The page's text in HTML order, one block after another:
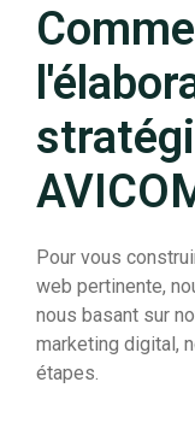
Pour vous
web pertinente,
nous basant sur
marketing digital,
étapes.